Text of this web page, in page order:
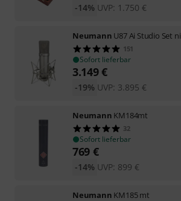
UVP: 1.750 €
-14%
Neumann U87 Ai Studio Set ni
151
Sofort lieferbar
3.149€
UVP: 3.895 €
-19%
Neumann KM184mt
32
Sofort lieferbar
769 €
UVP: 899 €
-14%
Neumann KM185 mt